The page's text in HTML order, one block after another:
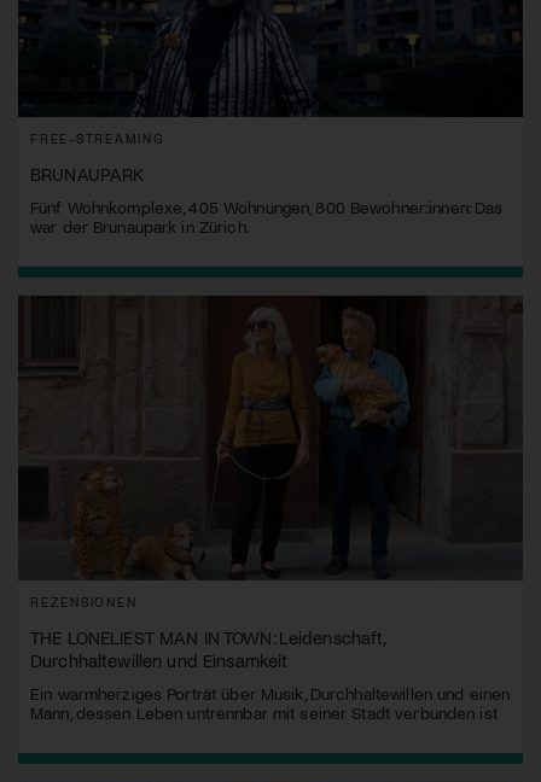
FREE-STREAMING
BRUNAUPARK
Fünf Wohnkomplexe, 405 Wohnungen, 800 Bewohner:innen: Das
war der Brunaupark in Zürich.
REZENSIONEN
THE LONELIEST MAN IN TOWN: Leidenschaft,
Durchhaltewillen und Einsamkeit
Ein warmherziges Porträt über Musik, Durchhaltewillen und einen
Mann, dessen Leben untrennbar mit seiner Stadt verbunden ist